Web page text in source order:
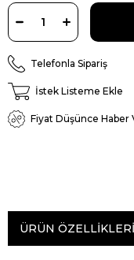
Telefonla Sipariş
İstek Listeme Ekle
Fiyat Düşünce Haber
ÜRÜN ÖZELLIKLERI